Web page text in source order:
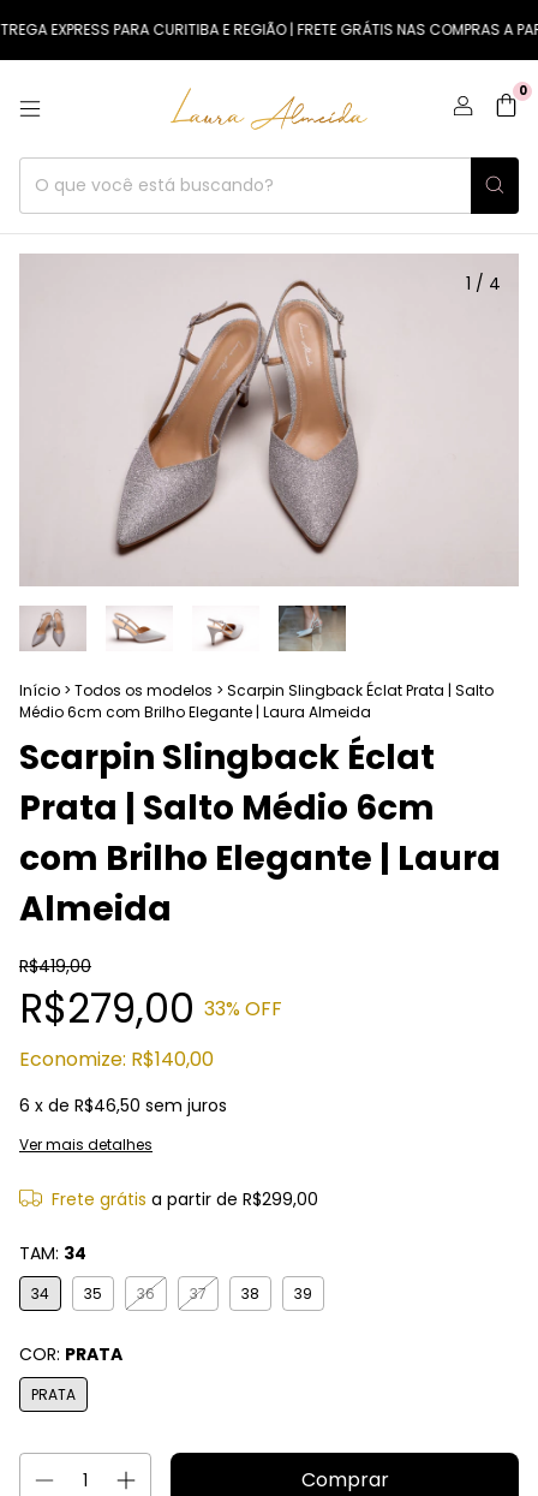
EXPRESS PARA CURITIBA E REGIÃO | FRETE GRÁTIS NAS COMPRAS A
0
1 / 4
Início > Todos os modelos > Scarpin Slingback Éclat Prata | Salto
Médio 6cm com Brilho Elegante | Laura Almeida
Scarpin Slingback Éclat
Prata | Salto Médio 6cm
com Brilho Elegante | Laura
Almeida
R$419,00
R$279,00 33% OFF
Economize: R$140,00
6 x de R$46,50 sem juros
Ver mais detalhes
Frete grátis a partir de R$299,00
TAM: 34
34 35 36 37 38 39
COR: PRATA
PRATA